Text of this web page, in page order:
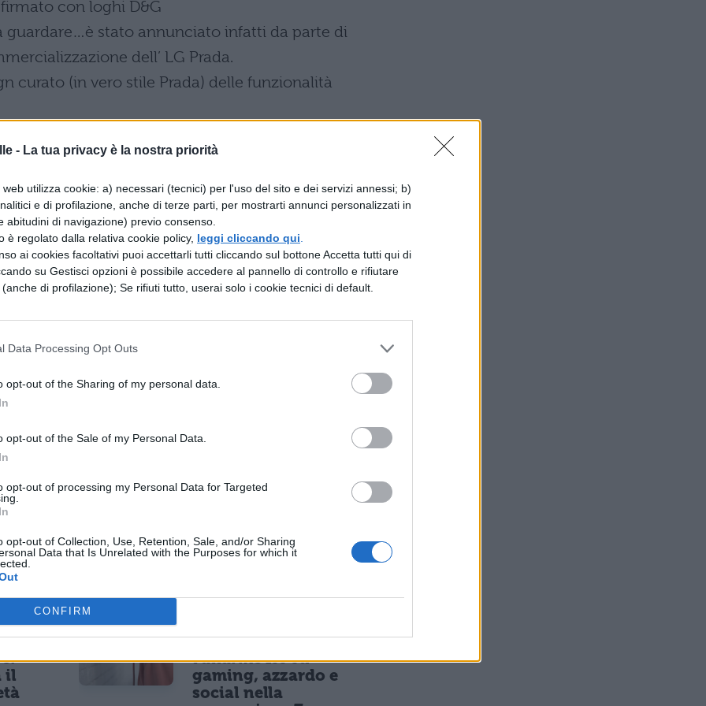
- La tua privacy è la nostra priorità
utilizza cookie: a) necessari (tecnici) per l'uso del sito e dei servizi annessi; b)
e di profilazione, anche di terze parti, per mostrarti annunci personalizzati in
abitudini di navigazione) previo consenso.
è regolato dalla relativa cookie policy, leggi cliccando qui
ai cookies facoltativi puoi accettarli tutti cliccando sul bottone Accetta tutti qui di
su Gestisci opzioni è possibile accedere al pannello di controllo e rifiutare
di profilazione); Se rifiuti tutto, userai solo i cookie tecnici di default.
Data Processing Opt Outs
opt-out of the Sharing of my personal data.
opt-out of the Sale of my Personal Data.
opt-out of processing my Personal Data for Targeted
opt-out of Collection, Use, Retention, Sale, and/or Sharing
Data that Is Unrelated with the Purposes for which it
CONFIRM
con loghi D&G
guardare…è stato annunciato infatti da parte di
dell’ LG Prada.
curato (in vero stile Prada) delle funzionalità
Touchscreen , funzionalità di lettore
megapixel,visualizzatore di documenti office…
ma sicuramente tanta ricercatezza si farà
e ha commercializzato da tempo i
cellulari con la scocca che riprende la classica
che si fanno sempre più insistenti nella
trovano in giro delle foto ma non si è
la guerrà dei fashion phones è solo
anni
il
NEWS LIFESTYLE
su sei a rischio:
l'allarme Iss su
gaming, azzardo e
social nella